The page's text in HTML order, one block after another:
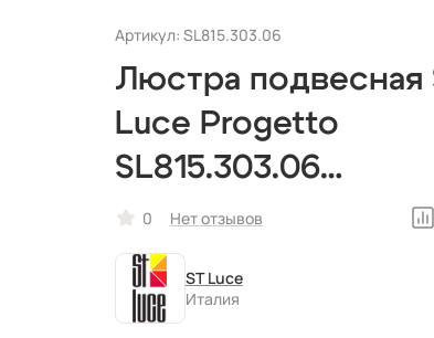
Артикул: SL815.303.06
Люстра подвесная
Luce Progetto
SL815.303.06
светодиодная,
рожковая, в стиле
лофт, итальянская
0 Нет отзывов
ST Luce
Италия